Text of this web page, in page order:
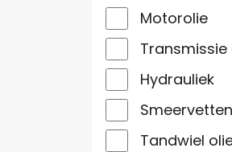
Motorolie
Transmissie
Hydrauliek
Smeervetten
Tandwiel